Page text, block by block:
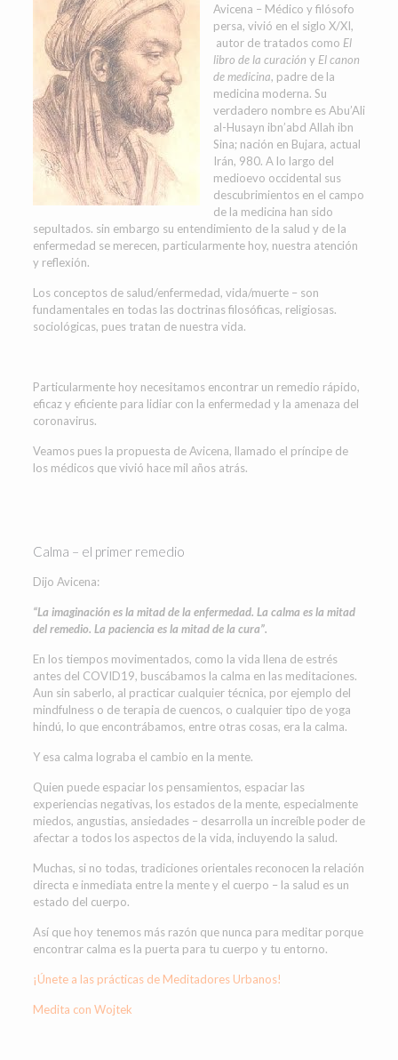
Avicena – Médico y filósofo
persa, vivió en el siglo X/XI,
autor de tratados como El
libro de la curación y El canon
de medicina, padre de la
medicina moderna. Su
verdadero nombre es Abu’Ali
al-Husayn ibn’abd Allah ibn
Sina; nación en Bujara, actual
Irán, 980. A lo largo del
medioevo occidental sus
descubrimientos en el campo
de la medicina han sido
sepultados. sin embargo su entendimiento de la salud y de la
enfermedad se merecen, particularmente hoy, nuestra atención
y reflexión.
Los conceptos de salud/enfermedad, vida/muerte – son
fundamentales en todas las doctrinas filosóficas, religiosas.
sociológicas, pues tratan de nuestra vida.
Particularmente hoy necesitamos encontrar un remedio rápido,
eficaz y eficiente para lidiar con la enfermedad y la amenaza del
coronavirus.
Veamos pues la propuesta de Avicena, llamado el príncipe de
los médicos que vivió hace mil años atrás.
Calma – el primer remedio
Dijo Avicena:
“La imaginación es la mitad de la enfermedad. La calma es la mitad
del remedio. La paciencia es la mitad de la cura”.
En los tiempos movimentados, como la vida llena de estrés
antes del COVID19, buscábamos la calma en las meditaciones.
Aun sin saberlo, al practicar cualquier técnica, por ejemplo del
mindfulness o de terapia de cuencos, o cualquier tipo de yoga
hindú, lo que encontrábamos, entre otras cosas, era la calma.
Y esa calma lograba el cambio en la mente.
Quien puede espaciar los pensamientos, espaciar las
experiencias negativas, los estados de la mente, especialmente
miedos, angustias, ansiedades – desarrolla un increíble poder de
afectar a todos los aspectos de la vida, incluyendo la salud.
Muchas, si no todas, tradiciones orientales reconocen la relación
directa e inmediata entre la mente y el cuerpo – la salud es un
estado del cuerpo.
Así que hoy tenemos más razón que nunca para meditar porque
encontrar calma es la puerta para tu cuerpo y tu entorno.
¡Únete a las prácticas de Meditadores Urbanos!
Medita con Wojtek